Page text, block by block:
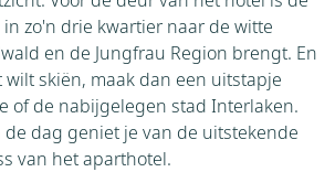
zo'n drie kwartier naar de witte
en de Jungfrau Region brengt. En
skiën, maak dan een uitstapje
of de nabijgelegen stad Interlaken.
dag geniet je van de uitstekende
van het aparthotel.